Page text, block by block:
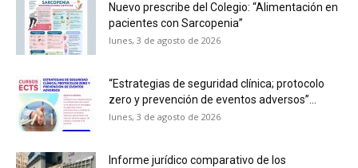
Nuevo prescribe del Colegio: “Alimentación en
pacientes con Sarcopenia”
lunes, 3 de agosto de 2026
“Estrategias de seguridad clínica; protocolo
zero y prevención de eventos adversos”...
lunes, 3 de agosto de 2026
Informe jurídico comparativo de los